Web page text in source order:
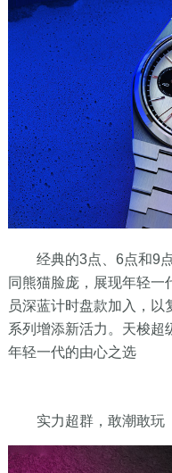
经典的3点、6点和9点
同熊猫脸庞，展现年轻一
员深蓝计时盘款加入，
系列增添新活力。天梭超
年轻一代的由心之选
实力超群，敢潮敢玩